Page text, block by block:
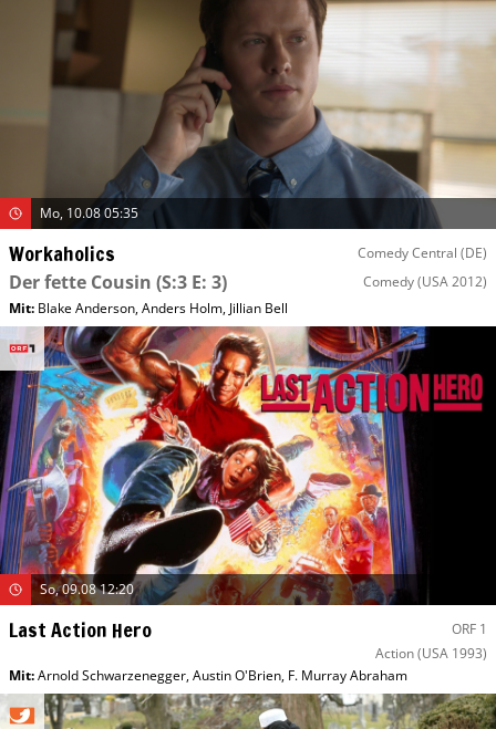
Mo, 10.08 05:35
Workaholics Comedy Central (DE)
Der fette Cousin (S:3 E: 3) Comedy(USA 2012)
Mit: Blake Anderson,Anders Holm, Jillian Bell
So, 09.08 12:20
Last Action Hero
ORF 1
Action(USA 1993)
Mit:Arnold Schwarzenegger,Austin O'Brien, F. Murray Abraham